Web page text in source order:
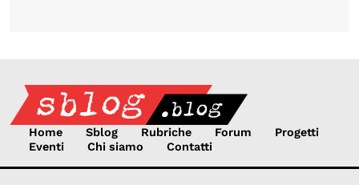
Home Sblog Rubriche Forum
Progetti
Eventi
Chi siamo Contatti